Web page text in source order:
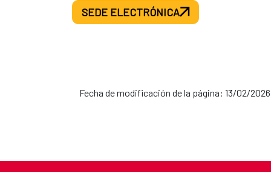
SEDE ELECTRÓNICA
Fecha de modificación de la página: 13/02/2026